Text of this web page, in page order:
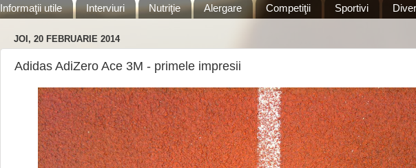
Informaţii utile Interviuri Nutriţie Alergare Competiţii Sportivi
JOI, 20 FEBRUARIE 2014
Adidas AdiZero Ace 3M - primele impresii